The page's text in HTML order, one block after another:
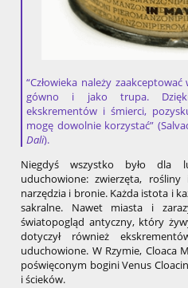
“Człowieka należy
gówno i jako trupa. Dzięki
ekskrementów i śmierci,
mogę dowolnie korzystać”
Dali).
Niegdyś wszystko było dla
uduchowione: zwierzęta,
narzędzia i bronie. Każda istota i
sakralne. Nawet miasta i
światopogląd antyczny, który
dotyczył również
uduchowione. W Rzymie, Cloaca
poświęconym bogini Venus
i ścieków.